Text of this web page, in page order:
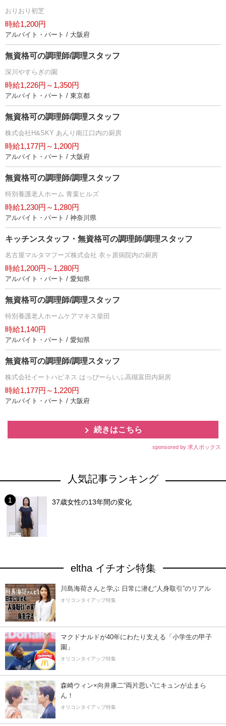
おりおり初芝
時給1,200円
アルバイト・パート / 大阪府
無資格可の調理師/調理スタッフ
深川やすらぎの園
時給1,226円～1,350円
アルバイト・パート / 東京都
無資格可の調理師/調理スタッフ
株式会社H&SKY あんり南江口内の厨房
時給1,177円～1,200円
アルバイト・パート / 大阪府
無資格可の調理師/調理スタッフ
特別養護老人ホーム 青葉ヒルズ
時給1,230円～1,280円
アルバイト・パート / 神奈川県
キッチンスタッフ・無資格可の調理師/調理スタッフ
名古屋マルタマフーズ株式会社 衣ヶ原病院内の厨房
時給1,200円～1,280円
アルバイト・パート / 愛知県
無資格可の調理師/調理スタッフ
特別養護老人ホームケアマキス柴田
時給1,140円
アルバイト・パート / 愛知県
無資格可の調理師/調理スタッフ
株式会社イートハピネス はっぴーらいふ高槻富田内厨房
時給1,177円～1,220円
アルバイト・パート / 大阪府
続きはこちら
sponsored by 求人ボックス
人気記事ランキング
37歳女性の13年間の変化
eltha イチオシ特集
川島海荷さんと学ぶ 日常に潜む“人身取引”のリアル
オリコンタイアップ特集
マクドナルドが40年にわたり支える「小学生の甲子
園」
オリコンタイアップ特集
森崎ウィン×向井康二“両片思い”にキュンが止まら
ん！
オリコンタイアップ特集